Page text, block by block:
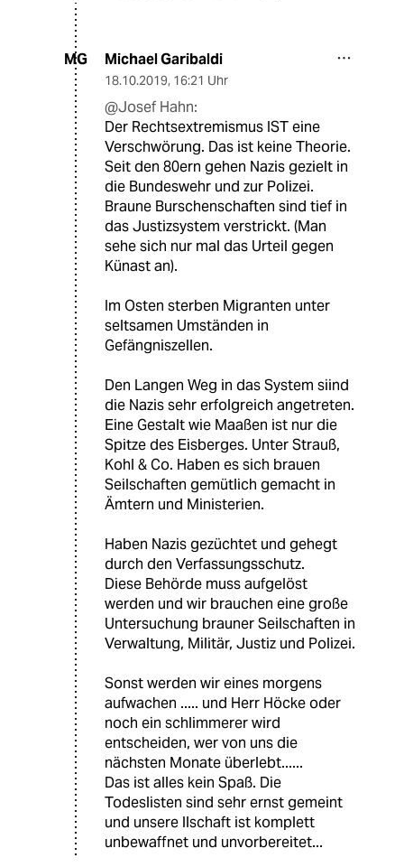
MG Michael Garibaldi
18.10.2019, 16:21 Uhr
@Josef Hahn:
Der Rechtsextremismus IST eine
Verschwörung. Das ist keine Theorie.
Seit den 80ern gehen Nazis gezielt in
die Bundeswehr und zur Polizei.
Braune Burschenschaften sind tief in
das Justizsystem verstrickt. (Man
sehe sich nur mal das Urteil gegen
Künast an).
Im Osten sterben Migranten unter
seltsamen Umständen in
Gefängniszellen.
Den Langen Weg in das System siind
die Nazis sehr erfolgreich angetreten.
Eine Gestalt wie Maaßen ist nur die
Spitze des Eisberges. Unter Strauß,
Kohl & Co. Haben es sich brauen
Seilschaften gemütlich gemacht in
Ämtern und Ministerien.
Haben Nazis gezüchtet und gehegt
durch den Verfassungsschutz.
Diese Behörde muss aufgelöst
werden und wir brauchen eine große
Untersuchung brauner Seilschaften in
Verwaltung, Militär, Justiz und Polizei.
Sonst werden wir eines morgens
aufwachen ..... und Herr Höcke oder
noch ein schlimmerer wird
entscheiden, wer von uns die
nächsten Monate überlebt......
Das ist alles kein Spaß. Die
Todeslisten sind sehr ernst gemeint
und unsere llschaft ist komplett
unbewaffnet und unvorbereitet...